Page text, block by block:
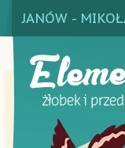
JANÓW -